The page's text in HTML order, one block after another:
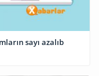
sayı azalıb